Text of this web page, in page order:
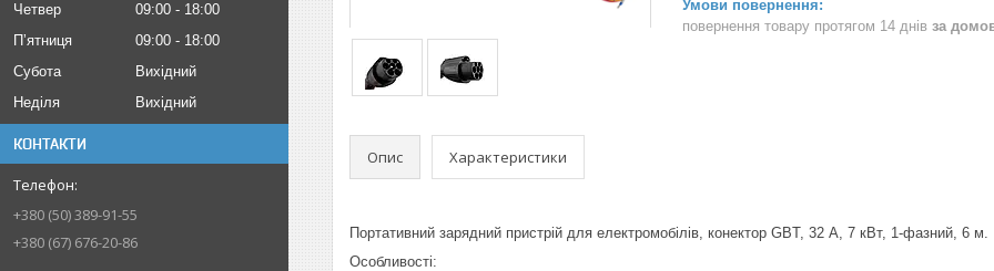
Четвер
09:00
18:00
Пʼятниця
09:00
18:00
Субота
Вихідний
Неділя
Вихідний
КОНТАКТИ
+380 (50) 389-91-55
+380 (67) 676-20-86
повернення товару протягом 14 днів за
Опис Характеристики
Портативний зарядний пристрій для електромобілів, конектор GBT, 32 А, 7 кВт, 1-фазний, 6 м.
Особливості: